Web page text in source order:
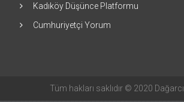
Kadıköy Düşünce Platformu
Cumhuriyetçi Yorum
Tüm hakları saklıdır © 2020